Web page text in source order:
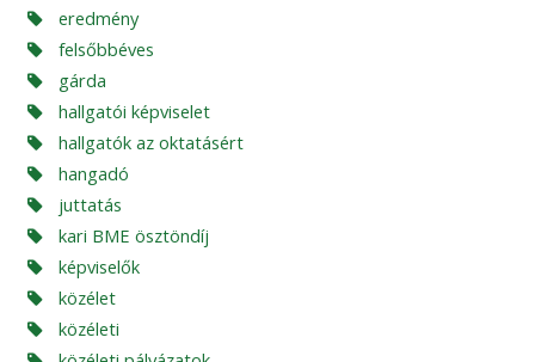
eredmény
felsőbbéves
gárda
hallgatói képviselet
hallgatók az oktatásért
hangadó
juttatás
kari BME ösztöndíj
képviselők
közélet
közéleti